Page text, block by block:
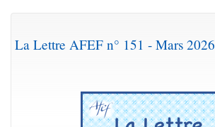
La Lettre AFEF n° 151 - Mars 2026